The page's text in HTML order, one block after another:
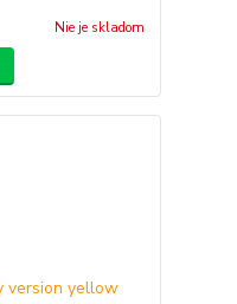
Nie je skladom